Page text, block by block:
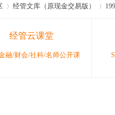
经管文库（原现金交易版）
经管云课堂
融/财会/社科/名师公开课